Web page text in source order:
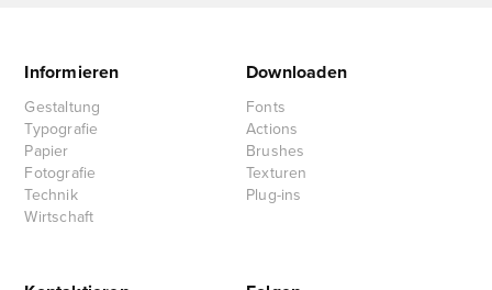
Informieren
Gestaltung
Typografie
Papier
Fotografie
Technik
Wirtschaft
Downloaden
Fonts
Actions
Brushes
Texturen
Plug-ins